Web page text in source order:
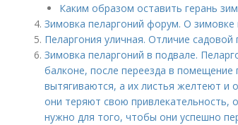
Каким образом оставить герань
Зимовка пеларгоний форум. О зимовке
Пеларгония уличная. Отличие
Зимовка пеларгоний в подвале.
балконе, после переезда в
вытягиваются, а их листья желтеют и
они теряют свою
нужно для того, чтобы они успешно